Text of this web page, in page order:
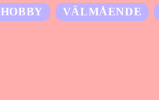
HOBBY VÄLMÅENDE